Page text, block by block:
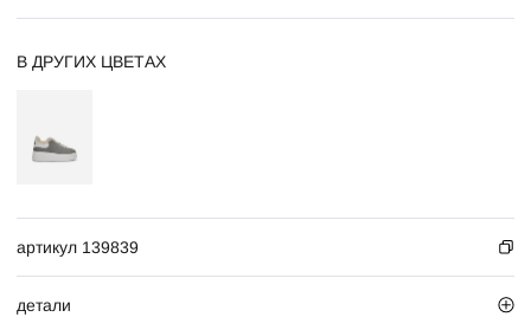
В ДРУГИХ ЦВЕТАХ
артикул 139839
детали